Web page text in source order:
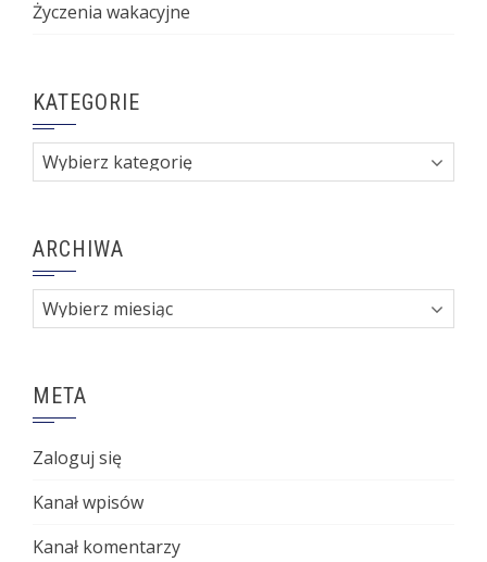
Życzenia wakacyjne
KATEGORIE
Kategorie
ARCHIWA
Archiwa
META
Zaloguj się
Kanał wpisów
Kanał komentarzy